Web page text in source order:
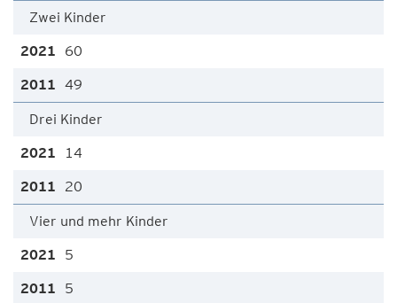
Zwei Kinder
60
49
Drei Kinder
14
20
Vier und mehr Kinder
5
5